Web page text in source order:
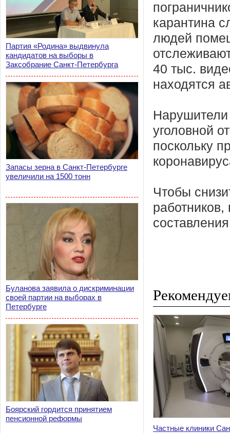
Партия «Родина» выдвинула
кандидатов на выборы в
Заксобрание Санкт-Петербурга
Запасы зерна в Санкт-Петербурге
увеличили на 1500 тонн
Буланова заявила о дискриминации
своей партии на выборах в
Петербурге
Боярский гордится принятием
пенсионной реформы
карантина
людей
40 тыс.
находятся
Нарушители
уголовной
поскольку
Чтобы
Частные клиники